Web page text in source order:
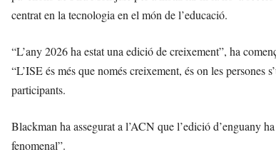
centrat en la tecnologia en el món de l’educació.
“L’any 2026 ha estat una edició de creixement”, ha
“L’ISE és més que només creixement, és on les persones
participants.
Blackman ha assegurat a l’ACN que l’edició d’enguany
fenomenal”.